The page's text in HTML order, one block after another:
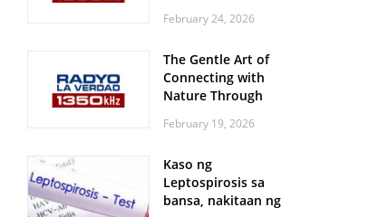
February 24, 2026
The Gentle Art of
Connecting with
Nature Through
Walks
February 19, 2026
Kaso ng
Leptospirosis sa
bansa, nakitaan ng